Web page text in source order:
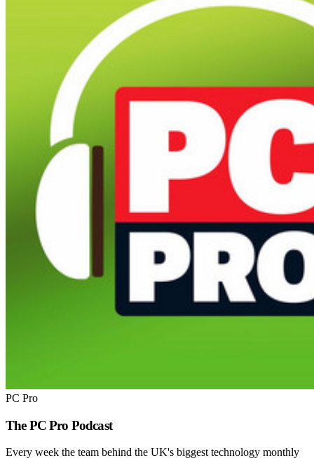
PC Pro
The PC Pro Podcast
Every week the team behind the UK's biggest technology monthly